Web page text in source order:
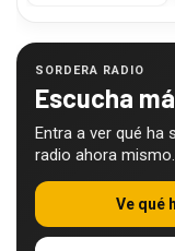
SORDERA RADIO
Escucha
Entra a ver qué
radio ahora mismo.
Ve qué